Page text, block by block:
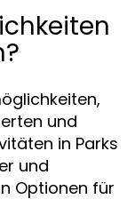
und
in Parks
und
Optionen für